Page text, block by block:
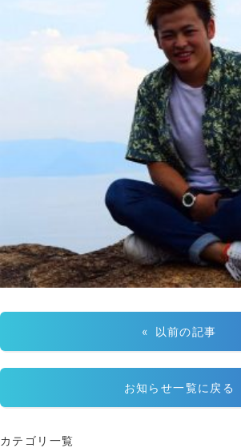
« 以前の記事
お知らせ一覧に戻る
カテゴリ一覧